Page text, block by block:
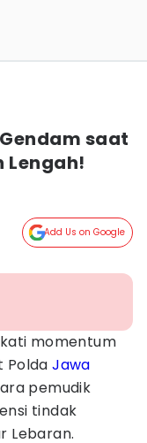
saat
Lengah!
Add Us on Google
momentum
PoldaJawa
pemudik
tindak
Lebaran.